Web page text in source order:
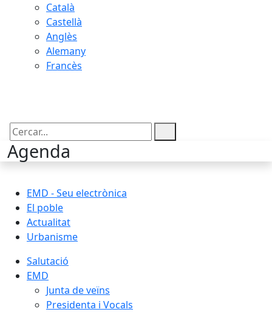
Català
Castellà
Anglès
Alemany
Francès
Cercar:
Agenda
EMD - Seu electrònica
El poble
Actualitat
Urbanisme
Salutació
EMD
Junta de veïns
Presidenta i Vocals